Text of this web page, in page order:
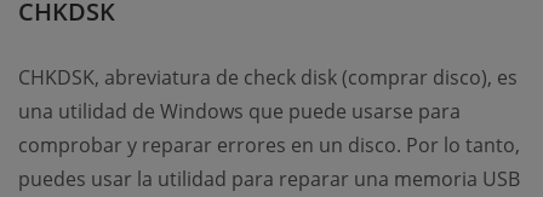
CHKDSK
CHKDSK, abreviatura de check disk (comprar disco), es
una utilidad de Windows que puede usarse para
comprobar y reparar errores en un disco. Por lo tanto,
puedes usar la utilidad para reparar una memoria USB